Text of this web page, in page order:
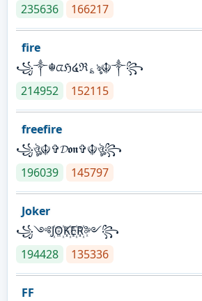
235636
166217
fire
꧁༒☬ᤂℌ໔ℜ؏ৡ☬༒꧂
214952
152115
freefire
꧁ঔৣ☬✞𝓓𝖔𝖓✞☬ঔৣ꧂
196039
145797
Joker
꧁༺J꙰O꙰K꙰E꙰R꙰༻꧂
194428
135336
FF